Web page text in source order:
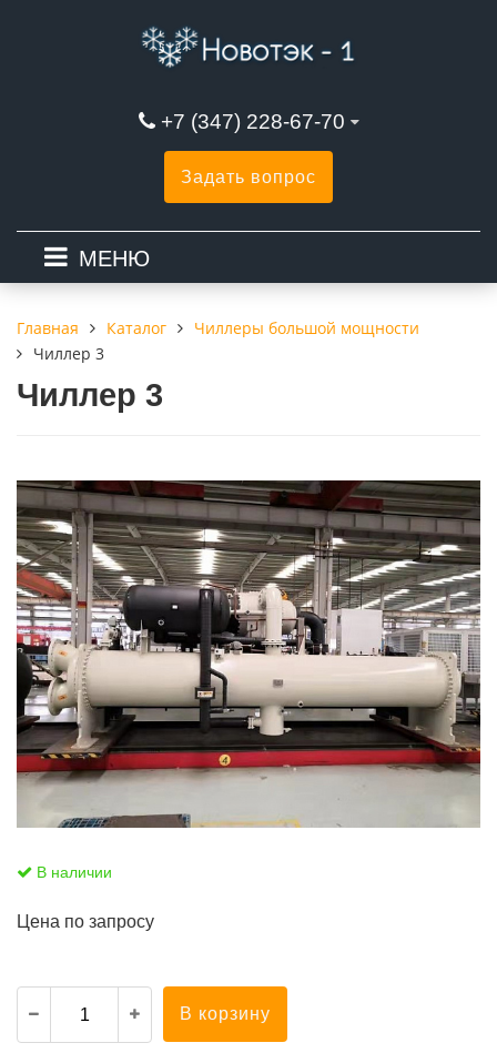
+7 (347) 228-67-70
Задать вопрос
МЕНЮ
Главная Каталог
Чиллеры большой мощности
Чиллер 3
Чиллер 3
В наличии
Цена по запросу
В корзину